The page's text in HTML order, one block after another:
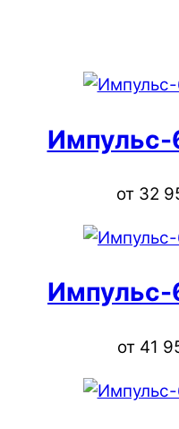
от 32
Импульс-
от 41